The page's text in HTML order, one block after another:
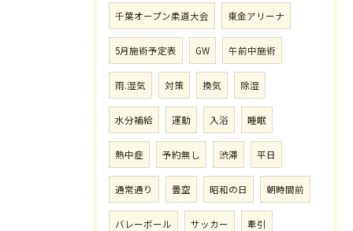
千葉オープン柔道大会 東金アリーナ
5月施術予定表 GW 午前中施術
雨.湿気 対策 換気 除湿
水分補給 運動 入浴 睡眠
熱中症 予約無し 渋滞 平日
通常通り 曇空 昭和の日 朝時間前
バレーボール サッカー 牽引